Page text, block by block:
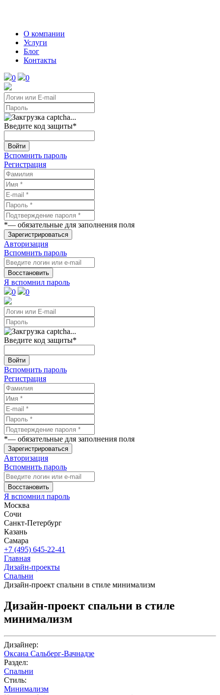
О компании
Услуги
Блог
Контакты
0 0
Введите код защиты*
Войти
Вспомнить пароль
Регистрация
*— обязательные для заполнения поля
Зарегистрироваться
Авторизация
Вспомнить пароль
Восстановить
Я вспомнил пароль
0
0
Введите код защиты*
Войти
Вспомнить пароль
Регистрация
*— обязательные для заполнения поля
Зарегистрироваться
Авторизация
Вспомнить пароль
Восстановить
Я вспомнил пароль
Москва
Сочи
Санкт-Петербург
Казань
Самара
+7 (495) 645-22-41
Главная
Дизайн-проекты
Спальни
Дизайн-проект спальни в стиле минимализм
Дизайн-проект спальни в стиле
минимализм
Дизайнер:
Оксана Сальберг-Вачнадзе
Раздел:
Спальни
Стиль:
Минимализм